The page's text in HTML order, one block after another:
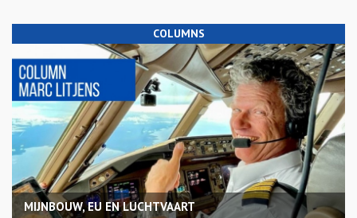
COLUMNS
MIJNBOUW, EU EN LUCHTVAART